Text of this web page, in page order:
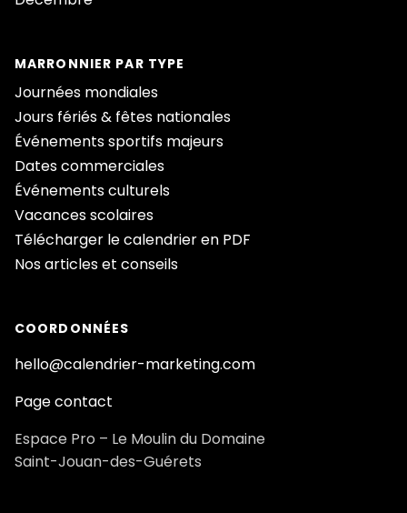
MARRONNIER PAR TYPE
Journées mondiales
Jours fériés & fêtes nationales
Événements sportifs majeurs
Dates commerciales
Événements culturels
Vacances scolaires
Télécharger le calendrier en PDF
Nos articles et conseils
COORDONNÉES
hello@calendrier-marketing.com
Page contact
Espace Pro – Le Moulin du Domaine
Saint-Jouan-des-Guérets